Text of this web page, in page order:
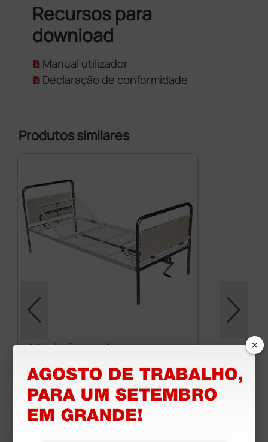
Recursos para
download
Manual utilizador
Declaração de conformidade
Produtos similares
Articulação cama 1
275,00 €
(Preço sem IVA)
×